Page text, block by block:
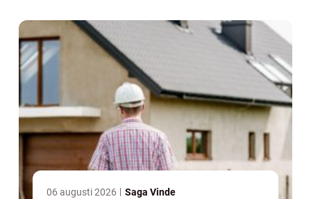
06 augusti 2026 Saga Vinde